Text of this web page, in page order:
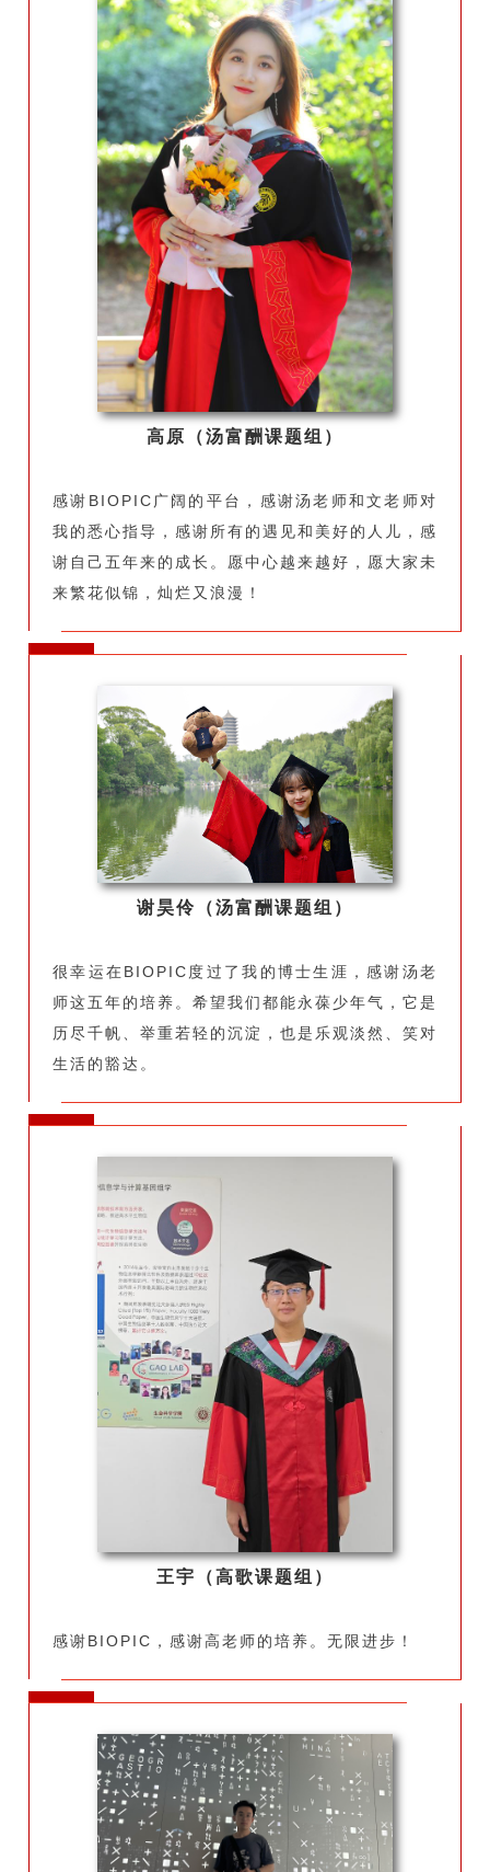
高原（汤富酬课题组）
感谢BIOPIC广阔的平台，感谢汤老师和文老师对
我的悉心指导，感谢所有的遇见和美好的人儿，感
谢自己五年来的成长。愿中心越来越好，愿大家未
来繁花似锦，灿烂又浪漫！
谢昊伶（汤富酬课题组）
很幸运在BIOPIC度过了我的博士生涯，感谢汤老
师这五年的培养。希望我们都能永葆少年气，它是
历尽千帆、举重若轻的沉淀，也是乐观淡然、笑对
生活的豁达。
王宇（高歌课题组）
感谢BIOPIC，感谢高老师的培养。无限进步！